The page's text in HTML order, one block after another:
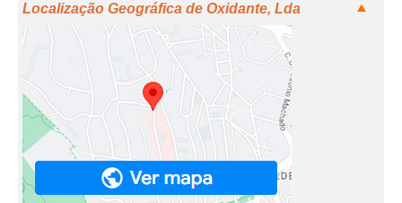
Localização Geográfica de Oxidante, Lda